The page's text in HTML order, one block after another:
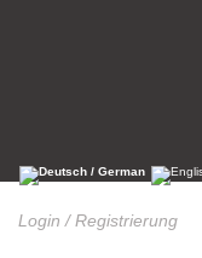
Login / Registrierung